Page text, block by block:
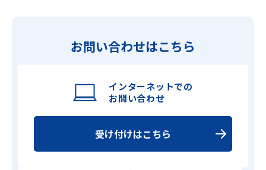
お問い合わせはこちら
インターネットでの
お問い合わせ
受け付けはこちら